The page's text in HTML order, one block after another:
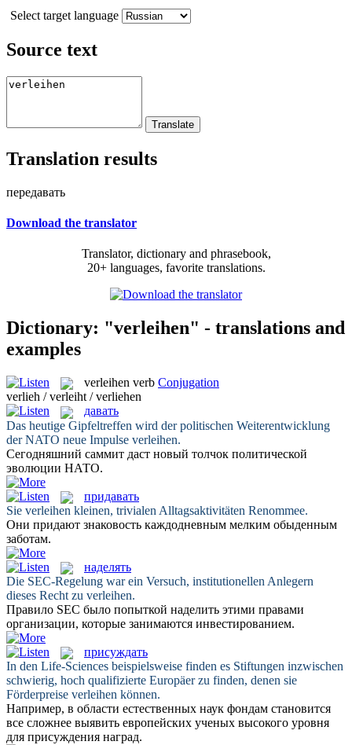
Select target language
Source text
Translation results
передавать
Download the translator
Translator, dictionary and phrasebook,
20+ languages, favorite translations.
Dictionary: "verleihen" - translations and
examples
verleihen verb Conjugation
verlieh / verleiht / verliehen
давать
Das heutige Gipfeltreffen wird der politischen Weiterentwicklung
der NATO neue Impulse verleihen.
Сегодняшний саммит даст новый толчок политической
эволюции НАТО.
придавать
Sie verleihen kleinen, trivialen Alltagsaktivitäten Renommee.
Они придают знаковость каждодневным мелким обыденным
заботам.
наделять
Die SEC-Regelung war ein Versuch, institutionellen Anlegern
dieses Recht zu verleihen.
Правило SEC было попыткой наделить этими правами
организации, которые занимаются инвестированием.
присуждать
In den Life-Sciences beispielsweise finden es Stiftungen inzwischen
schwierig, hoch qualifizierte Europäer zu finden, denen sie
Förderpreise verleihen können.
Например, в области естественных наук фондам становится
все сложнее выявить европейских ученых высокого уровня
для присуждения наград.